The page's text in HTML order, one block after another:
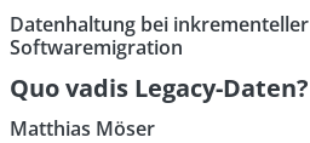
Datenhaltung bei inkrementeller
Softwaremigration
Quo vadis Legacy-Daten?
Matthias Möser